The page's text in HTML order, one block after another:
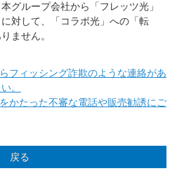
グループ会社から「フレッツ光」
対して、「コラボ光」への「転
ません。
フィッシング詐欺のような連絡があ
。
かたった不審な電話や販売勧誘にご
戻る